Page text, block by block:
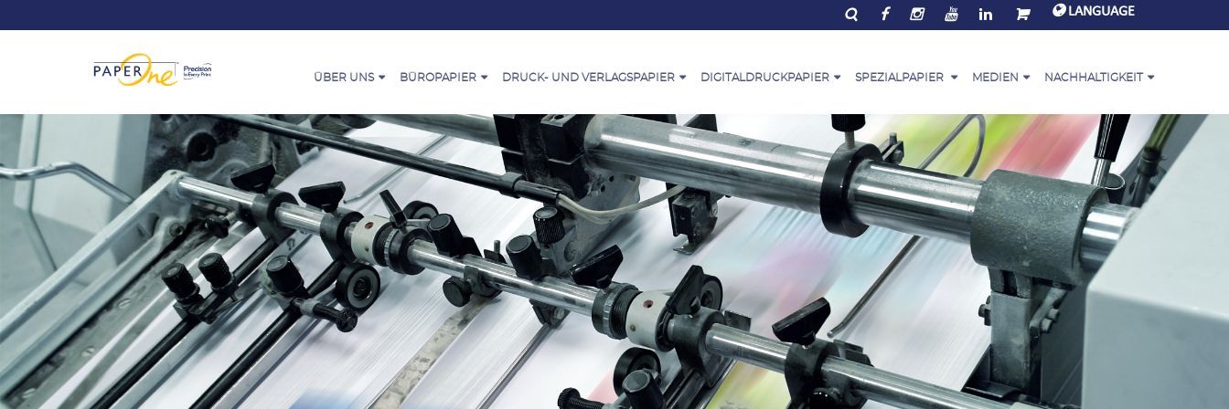
LANGUAGE
ÜBER UNS
Paperone™ - Geschichte
Journey of PaperOne™
APRIL Gruppe
ProDigi™ HD Print Technology
So wird Papier hergestellt
Zertifikate und Auszeichnungen
Kontakt
BÜROPAPIER
Büropapier-
Sortiment
Verwendung von
Büropapier
Architektur
Kreativ
Finanzen
Bildung
Gesundheitsversorgung
Online kaufen
DRUCK- UND VERLAGSPAPIER
Druck- und Verlagspapier-Sortiment
PaperOne™ Offset
Premium Print
PrintOne™ Offset
QPC-Vorteile Für Unsere Kunden
PaperOne™ Ingredient Marketing
Program
DIGITALDRUCKPAPIER
Digitaldruckpapier-
Sortiment
PaperOne™ Inkjet
PaperOne™ Laser
PaperOne™ Pre-Print+
SPEZIALPAPIER
Spezialpapier-Sortiment
PaperOne™ Script
PaperOne™ Bag
PaperOne™ Base
PaperOne™ Envelope
MEDIEN
PaperOne™ Bulletin
Unternehmensvideos
Videos mit Kundenrezensionen
Downloads
NACHHALTIGKEIT
Umwelt und Gesellschaft
PEFC
Globales Umweltzeichen
Zirkularität